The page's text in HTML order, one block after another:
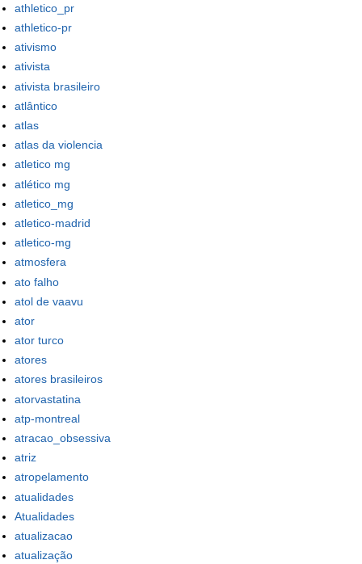
athletico_pr
athletico-pr
ativismo
ativista
ativista brasileiro
atlântico
atlas
atlas da violencia
atletico mg
atlético mg
atletico_mg
atletico-madrid
atletico-mg
atmosfera
ato falho
atol de vaavu
ator
ator turco
atores
atores brasileiros
atorvastatina
atp-montreal
atracao_obsessiva
atriz
atropelamento
atualidades
Atualidades
atualizacao
atualização